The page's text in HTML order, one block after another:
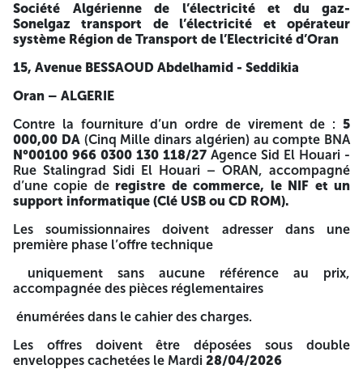
Algérienne de l’électricité et du gaz-Sonelgaz transport de
l’électricité et opérateur système/Direction Région du
Transport de l’Electricité d’Oran par l’intermédiaire d’une
banque de droit Algérien, et conforme au modèle exigé
dans le cahier des charges d’un montant supérieure à 1%
de l’offre commerciale proposée en TTC. Les
répondant aux exigences de la Société Algérienne de
l’électricité et du gaz-Sonelgaz transport de l’électricité et
opérateur système/Direction Région du Transport de
l’Electricité d’Oran, jugés conformes au cahier des charges
seront invités à assister à l’ouverture de leurs offres
commerciales suivant les conditions fixées par
SONELGAZ/TRANSPORT DE L’ELECTRICITE ET OPERATEUR
SYSTEM Direction Région du Transport de l’Electricité
d’Oran. Les soumissionnaires restent engagés par leurs
jours à compter de la date d’ouverture des plis. Les
soumissionnaires intéressés peuvent obtenir des
Région Transport de l’Electricité D’Oran, Division
procurment et gestion des stocks à l’adresse ci-dessus. 2/2
A -=-=-=-
Société Algérienne de l’électricité et du gaz-
Sonelgaz transport de l’électricité et opérateur
système Région de Transport de l’Electricité d’Oran
15, Avenue BESSAOUD Abdelhamid - Seddikia
Oran – ALGERIE
Contre la fourniture d’un ordre de virement de : 5
000,00 DA (Cinq Mille dinars algérien) au compte BNA
N°00100 966 0300 130 118/27 Agence Sid El Houari -
Rue Stalingrad Sidi El Houari – ORAN, accompagné
d’une copie de registre de commerce, le NIF et un
support informatique (Clé USB ou CD ROM).
Les soumissionnaires doivent adresser dans une
première phase l’offre technique
uniquement sans aucune référence au prix,
accompagnée des pièces réglementaires
énumérées dans le cahier des charges.
Les offres doivent être déposées sous double
enveloppes cachetées le Mardi 28/04/2026